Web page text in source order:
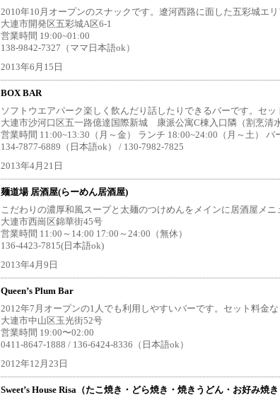
2010年10月オープンのスナックです。遼河西路に面した五彩城エ
大連市開発区五彩城A区6-1
営業時間 19:00~01:00
138-9842-7327（ママ日本語ok）
2013年6月15日
BOX BAR
ソフトウエアパーク楽しく飲んだり話したりできるバーです。セッ
大連市沙河口区五一路億達国際新城 康派公寓C棟入口隣（割烹清
営業時間 11:00~13:30（月～金） ランチ 18:00~24:00（月～土） バ
134-7877-6889（日本語ok） / 130-7982-7825
2013年4月21日
麺道場 居酒屋(らーめん居酒屋)
こだわりの濃厚和風スープと太麺のつけめんをメインに居酒屋メニ
大連市西崗区錦華街45号
営業時間 11:00～14:00 17:00～24:00（無休）
136-4423-7815(日本語ok)
2013年4月9日
Queen’s Plum Bar
2012年7月オープンの1人でも利用しやすいバーです。セット料金
大連市中山区玉光街52号
営業時間 19:00〜02:00
0411-8647-1888 / 136-6424-8336（日本語ok）
2012年12月23日
Sweet’s House Risa（たこ焼き・どら焼き・焼きうどん・お好み焼き